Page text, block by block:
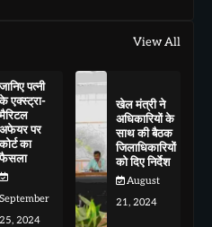
View All
पत्नी
एक्स्ट्रा-
अफेयर पर
का
September
25, 2024
खेल मंत्री ने
अधिकारियों के
साथ की बैठक
जिलाधिकारियों
को दिए निर्देश
August
21, 2024